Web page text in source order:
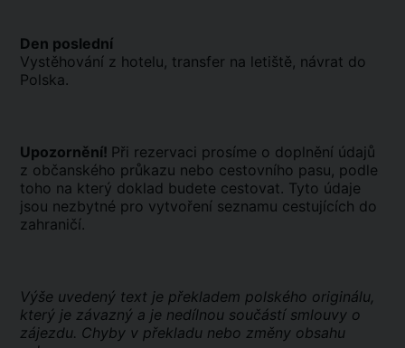
Den poslední
Vystěhování z hotelu, transfer na letiště, návrat do
Polska.
Upozornění! Při rezervaci prosíme o doplnění údajů
z občanského průkazu nebo cestovního pasu, podle
toho na který doklad budete cestovat. Tyto údaje
jsou nezbytné pro vytvoření seznamu cestujících do
zahraničí.
Výše uvedený text je překladem polského originálu,
který je závazný a je nedílnou součástí smlouvy o
zájezdu. Chyby v překladu nebo změny obsahu